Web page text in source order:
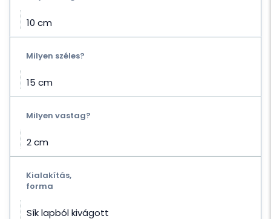
10 cm
Milyen széles?
15 cm
Milyen vastag?
2 cm
Kialakítás,
forma
Sík lapból kivágott